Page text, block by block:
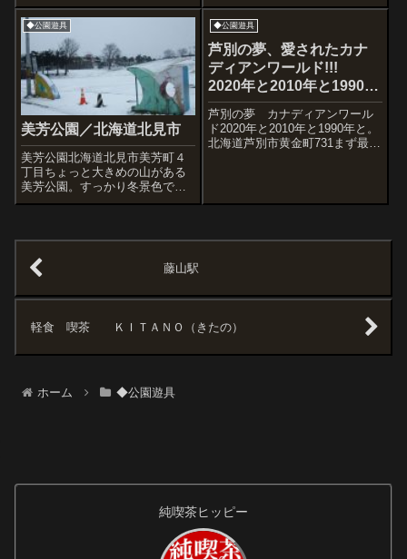
る道の途中にあった、例のかっ
こいいベンチですが汚れ気味
んでいました。やはり団地に公
園は欠かせないな。
◆公園遊具
美芳公園／北海道北見市
美芳公園北海道北見市美芳町４
丁目ちょっと大きめの山がある
美芳公園。すっかり冬景色で
す。
◆公園遊具
芦別の夢、愛されたカナ
ディアンワールド!!!
2020年と2010年と1990年
と。
芦別の夢 カナディアンワール
ド2020年と2010年と1990年と。
北海道芦別市黄金町731まず最初
ールド振興会が募集したクラウ
藤山駅
軽食 喫茶 ＫＩＴＡＮＯ（きたの）
ホーム ◆公園遊具
純喫茶ヒッピー